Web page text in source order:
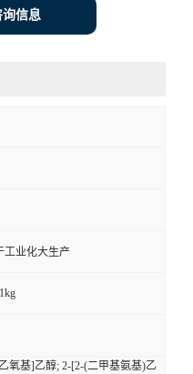
信息
工业化大生产
氧基]乙醇; 2-[2-(二甲基氨基)乙